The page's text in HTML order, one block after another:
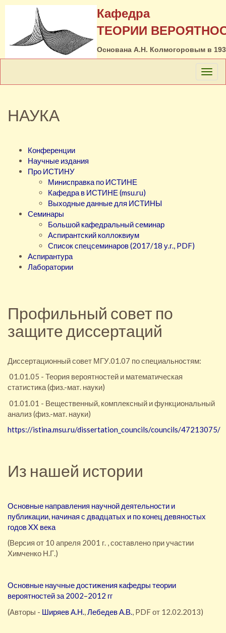
Кафедра
ТЕОРИИ
Основана А.Н. Колмогоровым в
НАУКА
Конференции
Научные издания
Про ИСТИНУ
Минисправка по ИСТИНЕ
Кафедра в ИСТИНЕ (msu.ru)
Выходные данные для ИСТИНЫ
Семинары
Большой кафедральный семинар
Аспирантский коллоквиум
Список спецсеминаров (2017/18 у.г., PDF)
Аспирантура
Лаборатории
Профильный совет по
защите диссертаций
Диссертационный совет МГУ.01.07 по специальностям:
​ 01.01.05 - Теория вероятностей и математическая
статистика (физ.-мат. науки)
​ 01.01.01 - Вещественный, комплексный и функциональный
анализ (физ.-мат. науки)
https://istina.msu.ru/dissertation_councils/councils/47213075/
Из нашей истории
Основные направления научной деятельности и
публикации, начиная с двадцатых и по конец девяностых
годов XX века
(Версия от 10 апреля 2001 г. , составлено при участии
Химченко Н.Г.)
Основные научные достижения кафедры теории
вероятностей за 2002–2012 гг
(Авторы - Ширяев А.Н. Лебедев А.В. , PDF от 12.02.2013)